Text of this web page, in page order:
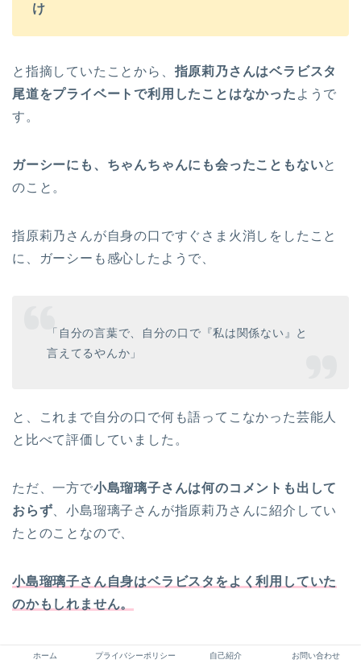
け
と指摘していたことから、 指原莉乃さんはベラビスタ
尾道をプライベートで利用したことはなかった ようで
す。
ガーシーにも、ちゃんちゃんにも会ったこともないと
のこと。
指原莉乃さんが自身の口ですぐさま火消しをしたこと
に、ガーシーも感心したようで、
「自分の言葉で、自分の口で『私は関係ない』と
言えてるやんか」
と、これまで自分の口で何も語ってこなかった芸能人
と比べて評価していました。
ただ、一方で小島瑠璃子さんは何のコメントも出して
おらず 、小島瑠璃子さんが指原莉乃さんに紹介してい
たとのことなので、
小島瑠璃子さん自身はベラビスタをよく利用していた
のかもしれません。
ホーム プライバシーポリシー 自己紹介 お問い合わせ